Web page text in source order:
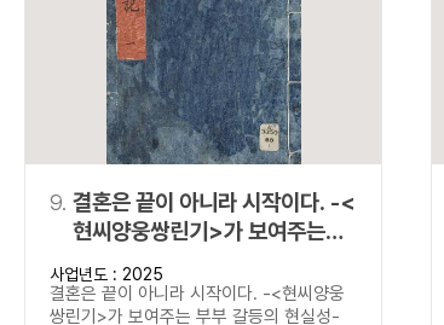
9. 결혼은 끝이 아니라 시작이다. -<
현씨양웅쌍린기>가 보여주는
부부 갈등의 현실성-
사업년도 : 2025
결혼은 끝이 아니라 시작이다. -<현씨양웅
쌍린기>가 보여주는 부부 갈등의 현실성-